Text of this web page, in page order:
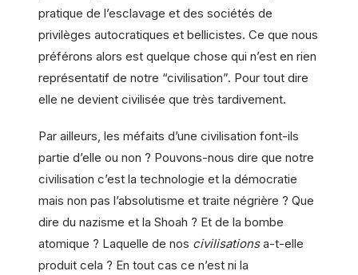
pratique de l’esclavage et des sociétés de
privilèges autocratiques et bellicistes. Ce que nous
préférons alors est quelque chose qui n’est en rien
représentatif de notre “civilisation”. Pour tout dire
elle ne devient civilisée que très tardivement.
Par ailleurs, les méfaits d’une civilisation font-ils
partie d’elle ou non ? Pouvons-nous dire que notre
civilisation c’est la technologie et la démocratie
mais non pas l’absolutisme et traite négrière ? Que
dire du nazisme et la Shoah ? Et de la bombe
atomique ? Laquelle de nos civilisationsa-t-elle
produit cela ? En tout cas ce n’est ni la